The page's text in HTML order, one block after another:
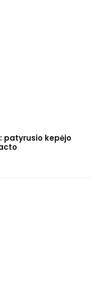
patyrusio kepėjo